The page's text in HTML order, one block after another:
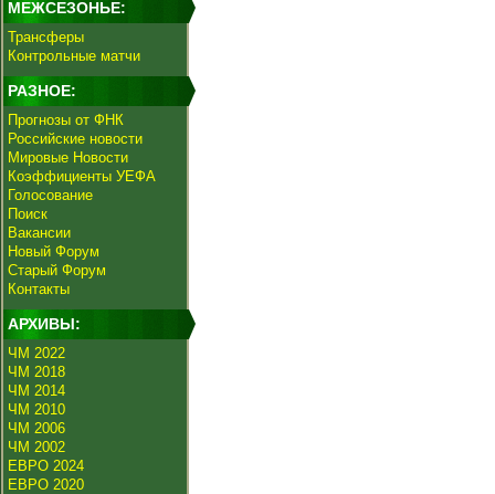
МЕЖСЕЗОНЬЕ:
Трансферы
Контрольные матчи
РАЗНОЕ:
Прогнозы от ФНК
Российские новости
Мировые Новости
Коэффициенты УЕФА
Голосование
Поиск
Вакансии
Новый Форум
Старый Форум
Контакты
АРХИВЫ:
ЧМ 2022
ЧМ 2018
ЧМ 2014
ЧМ 2010
ЧМ 2006
ЧМ 2002
ЕВРО 2024
ЕВРО 2020